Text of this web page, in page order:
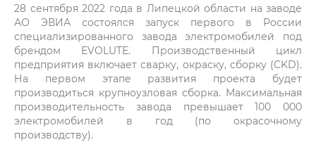
28 сентября 2022 года в Липецкой области на заводе
АО ЭВИА состоялся запуск первого в России
специализированного завода электромобилей под
брендом EVOLUTE. Производственный цикл
предприятия включает сварку, окраску, сборку (CKD).
На первом этапе развития проекта будет
производиться крупноузловая сборка. Максимальная
производительность завода превышает 100 000
электромобилей в год (по окрасочному
производству).